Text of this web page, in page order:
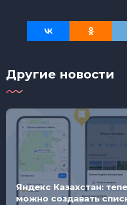
Другие новости
Яндекс Казахстан:
можно создавать